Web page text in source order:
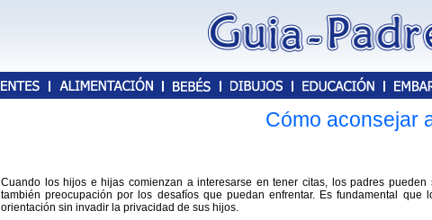
Cómo aconsejar
Cuando los hijos e hijas comienzan a interesarse en tener citas, los padres
también preocupación por los desafíos que puedan enfrentar. Es fundamental
orientación sin invadir la privacidad de sus hijos.